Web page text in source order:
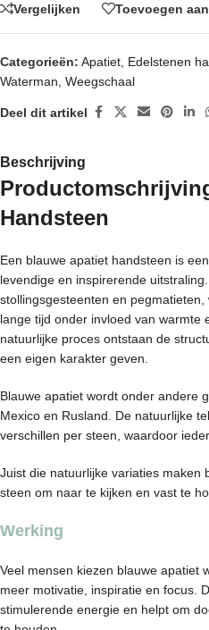
Vergelijken Toevoegen
Categorieën: Apatiet, Edelstenen
Waterman, Weegschaal
Deel dit artikel
Beschrijving
Handsteen
Een blauwe apatiet handsteen is
levendige en inspirerende
stollingsgesteenten en
lange tijd onder invloed van warmte
natuurlijke proces ontstaan de
een eigen karakter geven.
Blauwe apatiet wordt onder andere
Mexico en Rusland. De natuurlijke
verschillen per steen, waardoor
Juist die natuurlijke variaties maken
steen om naar te kijken en vast te
Werking
Veel mensen kiezen blauwe apatiet
meer motivatie, inspiratie en focus.
stimulerende energie en helpt om